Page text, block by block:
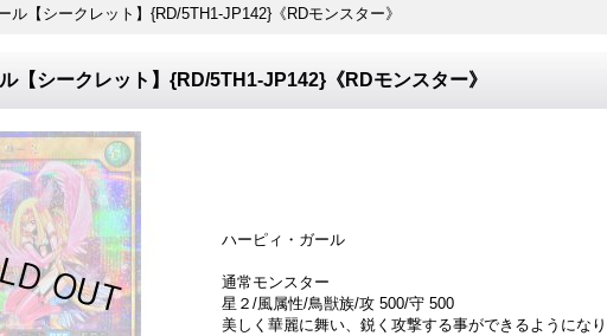
ル【シークレット】{RD/5TH1-JP142}《RDモンスター》
【シークレット】{RD/5TH1-JP142}《RDモンスター》
ハーピィ・ガール
通常モンスター
星２/風属性/鳥獣族/攻 500/守 500
美しく華麗に舞い、鋭く攻撃する事ができるようにな